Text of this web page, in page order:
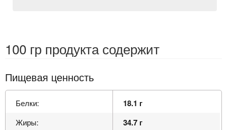
100 гр продукта содержит
Пищевая ценность
Белки: 18.1 г
Жиры: 34.7 г